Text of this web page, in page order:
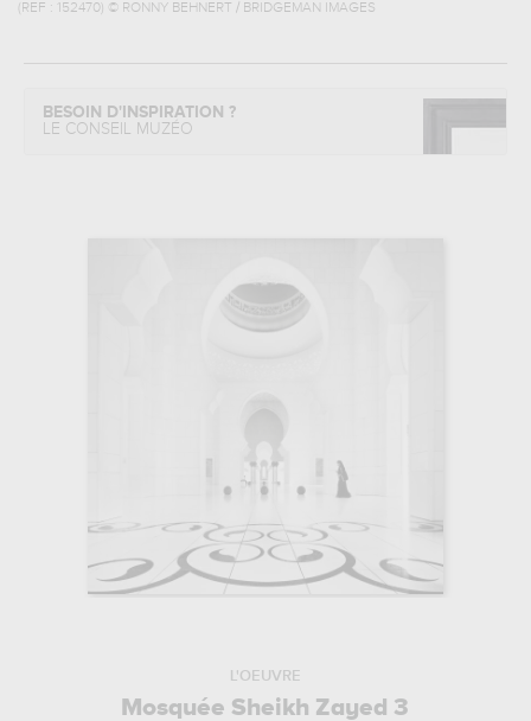
(REF :
152470) © RONNY BEHNERT / BRIDGEMAN IMAGES
BESOIN D'INSPIRATION ?
LE CONSEIL MUZÉO
L'OEUVRE
Mosquée Sheikh Zayed 3